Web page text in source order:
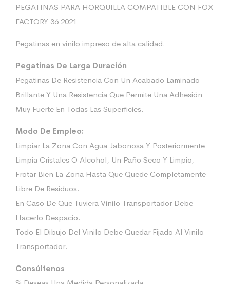
PEGATINAS PARA HORQUILLA COMPATIBLE CON FOX
FACTORY 36 2021
Pegatinas en vinilo impreso de alta calidad.
Pegatinas De Larga Duración
Pegatinas De Resistencia Con Un Acabado Laminado
Brillante Y Una Resistencia Que Permite Una Adhesión
Muy Fuerte En Todas Las Superficies.
Modo De Empleo:
Limpiar La Zona Con Agua Jabonosa Y Posteriormente
Limpia Cristales O Alcohol, Un Paño Seco Y Limpio,
Frotar Bien La Zona Hasta Que Quede Completamente
Libre De Residuos.
En Caso De Que Tuviera Vinilo Transportador Debe
Hacerlo Despacio.
Todo El Dibujo Del Vinilo Debe Quedar Fijado Al Vinilo
Transportador.
Consúltenos